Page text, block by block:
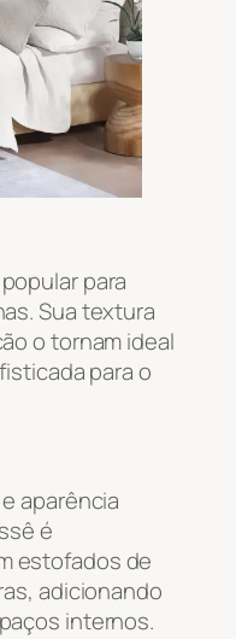
para
Sua textura
o tornam ideal
para o
aparência
é
estofados de
adicionando
internos.